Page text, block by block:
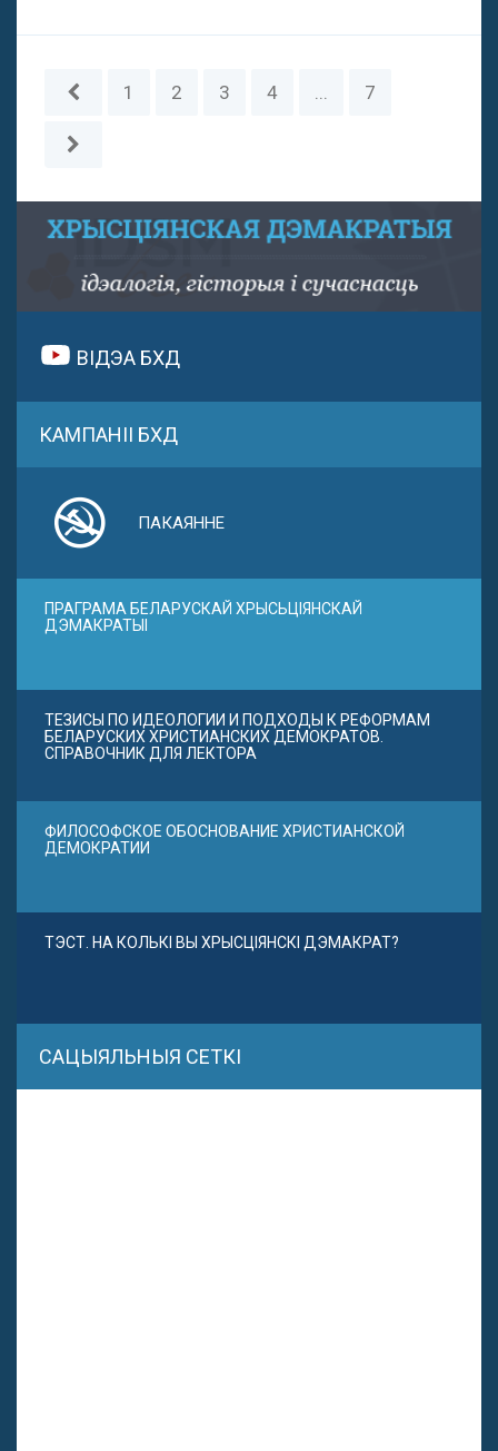
1 2 3 4 ... 7
ВІДЭА БХД
КАМПАНІІ БХД
ПАКАЯННЕ
ПРАГРАМА БЕЛАРУСКАЙ ХРЫСЬЦІЯНСКАЙ
ДЭМАКРАТЫІ
ТЕЗИСЫ ПО ИДЕОЛОГИИ И ПОДХОДЫ К РЕФОРМАМ
БЕЛАРУСКИХ ХРИСТИАНСКИХ ДЕМОКРАТОВ.
СПРАВОЧНИК ДЛЯ ЛЕКТОРА
ФИЛОСОФСКОЕ ОБОСНОВАНИЕ ХРИСТИАНСКОЙ
ДЕМОКРАТИИ
ТЭСТ. НА КОЛЬКІ ВЫ ХРЫСЦІЯНСКІ ДЭМАКРАТ?
САЦЫЯЛЬНЫЯ СЕТКІ